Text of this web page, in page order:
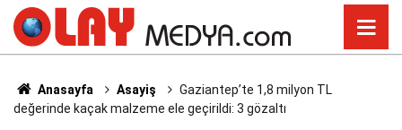
Anasayfa Asayiş
Gaziantep’te 1,8 milyon TL
değerinde kaçak malzeme ele geçirildi: 3 gözaltı